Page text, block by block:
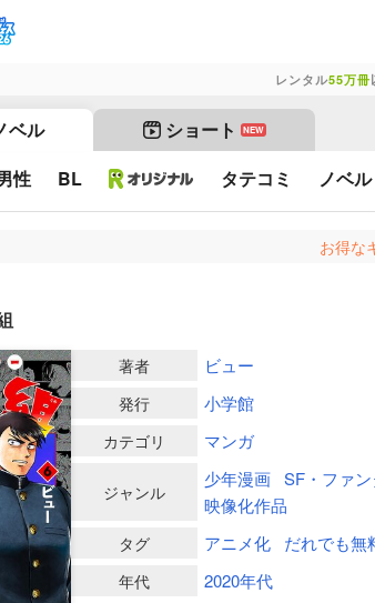
レンタル55万冊
ベル ショート NEW
性 BL タテコミ ノベル
お得な
著者 ビュー
発行 小学館
カテゴリ マンガ
ジャンル
少年漫画 SF・ファ
映像化作品
タグ アニメ化 だれでも無
年代 2020年代